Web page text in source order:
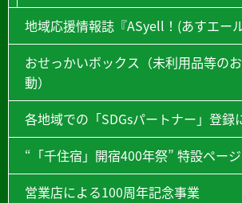
地域応援情報誌『ASyell！(あすエー
おせっかいボックス（未利用品等の
動）
各地域での「SDGsパートナー」登録
“「千住宿」開宿400年祭” 特設ページ
営業店による100周年記念事業